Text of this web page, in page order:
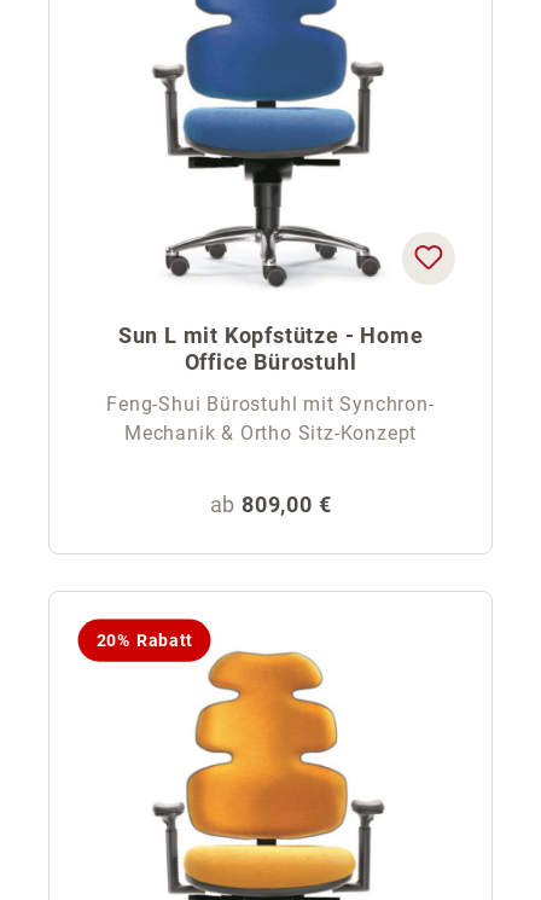
Sun L mit Kopfstütze - Home
Office Bürostuhl
Feng-Shui Bürostuhl mit Synchron-
Mechanik & Ortho Sitz-Konzept
Regulärer Preis:
ab 809,00 €
20% Rabatt